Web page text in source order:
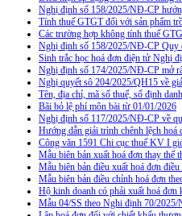
Nghị định số 158/2025/NĐ-CP
Tính thuế GTGT đối với sản phẩm
Các trường hợp không tính thuế
Nghị định số 158/2025/NĐ-CP
Sinh trắc học hoá đơn điện tử Nghị
Nghị định số 174/2025/NĐ-CP mở
Nghị quyết sô 204/2025/QH15 về
Tên, địa chỉ, mã số thuế, số định
Bãi bỏ lệ phí môn bài từ 01/01/2026
Nghị định số 117/2025/NĐ-CP về
Hướng dẫn giải trình chênh lệch hoá
Công văn 1591 Chi cục thuế KV I
Mẫu biên bản xuất hoá đơn thay thế
Mẫu biên bản điều xuất hoá đơn
Mẫu biên bản điều chỉnh hoá đơn
Hộ kinh doanh có phải xuất hoá
Mẫu 04/SS theo Nghi định 70/